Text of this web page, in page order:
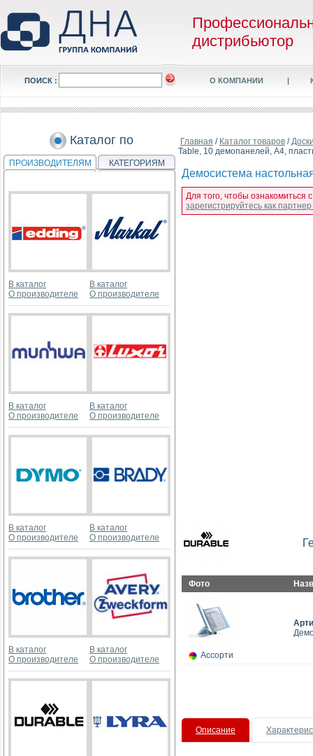
дистрибьютор
ПОИСК : О КОМПАНИИ |
Каталог по
ПРОИЗВОДИТЕЛЯМ КАТЕГОРИЯМ
В каталог
О производителе
В каталог
О производителе
В каталог
О производителе
В каталог
О производителе
В каталог
О производителе
В каталог
О производителе
В каталог
О производителе
В каталог
О производителе
Главная / Каталог товаров /
Table, 10 демопанелей, А4,
Демосистема
Для того, чтобы ознакомиться
зарегистрируйтесь как
Фото
Ассорти
Описание